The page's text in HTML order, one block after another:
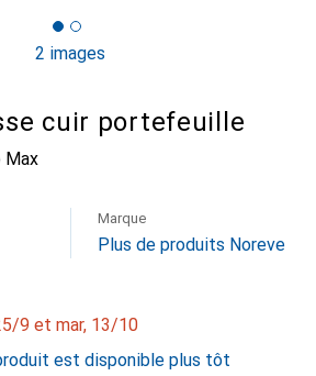
2 images
cuir portefeuille
Max
Marque
Plus de produits Noreve
9 et mar, 13/10
est disponible plus tôt